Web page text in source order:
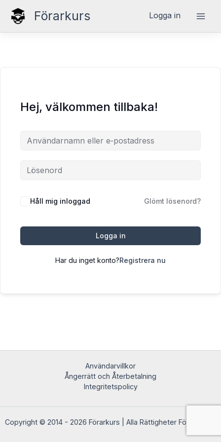
Hoppa
Förarkurs Logga in
Hej, välkommen tillbaka!
Håll mig inloggad Glömt lösenord?
Logga in
Har du inget konto?Registrera nu
Användarvillkor
Ångerrätt och Återbetalning
Integritetspolicy
Copyright © 2014 - 2026 Förarkurs | Alla Rättigheter Förbehållna